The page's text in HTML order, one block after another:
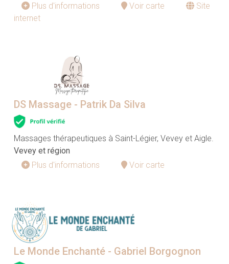
Plus d'informations
Voir carte
Site
internet
DS Massage - Patrik Da Silva
Massages thérapeutiques à Saint-Légier, Vevey et Aigle.
Vevey et région
Plus d'informations
Voir carte
Le Monde Enchanté - Gabriel Borgognon